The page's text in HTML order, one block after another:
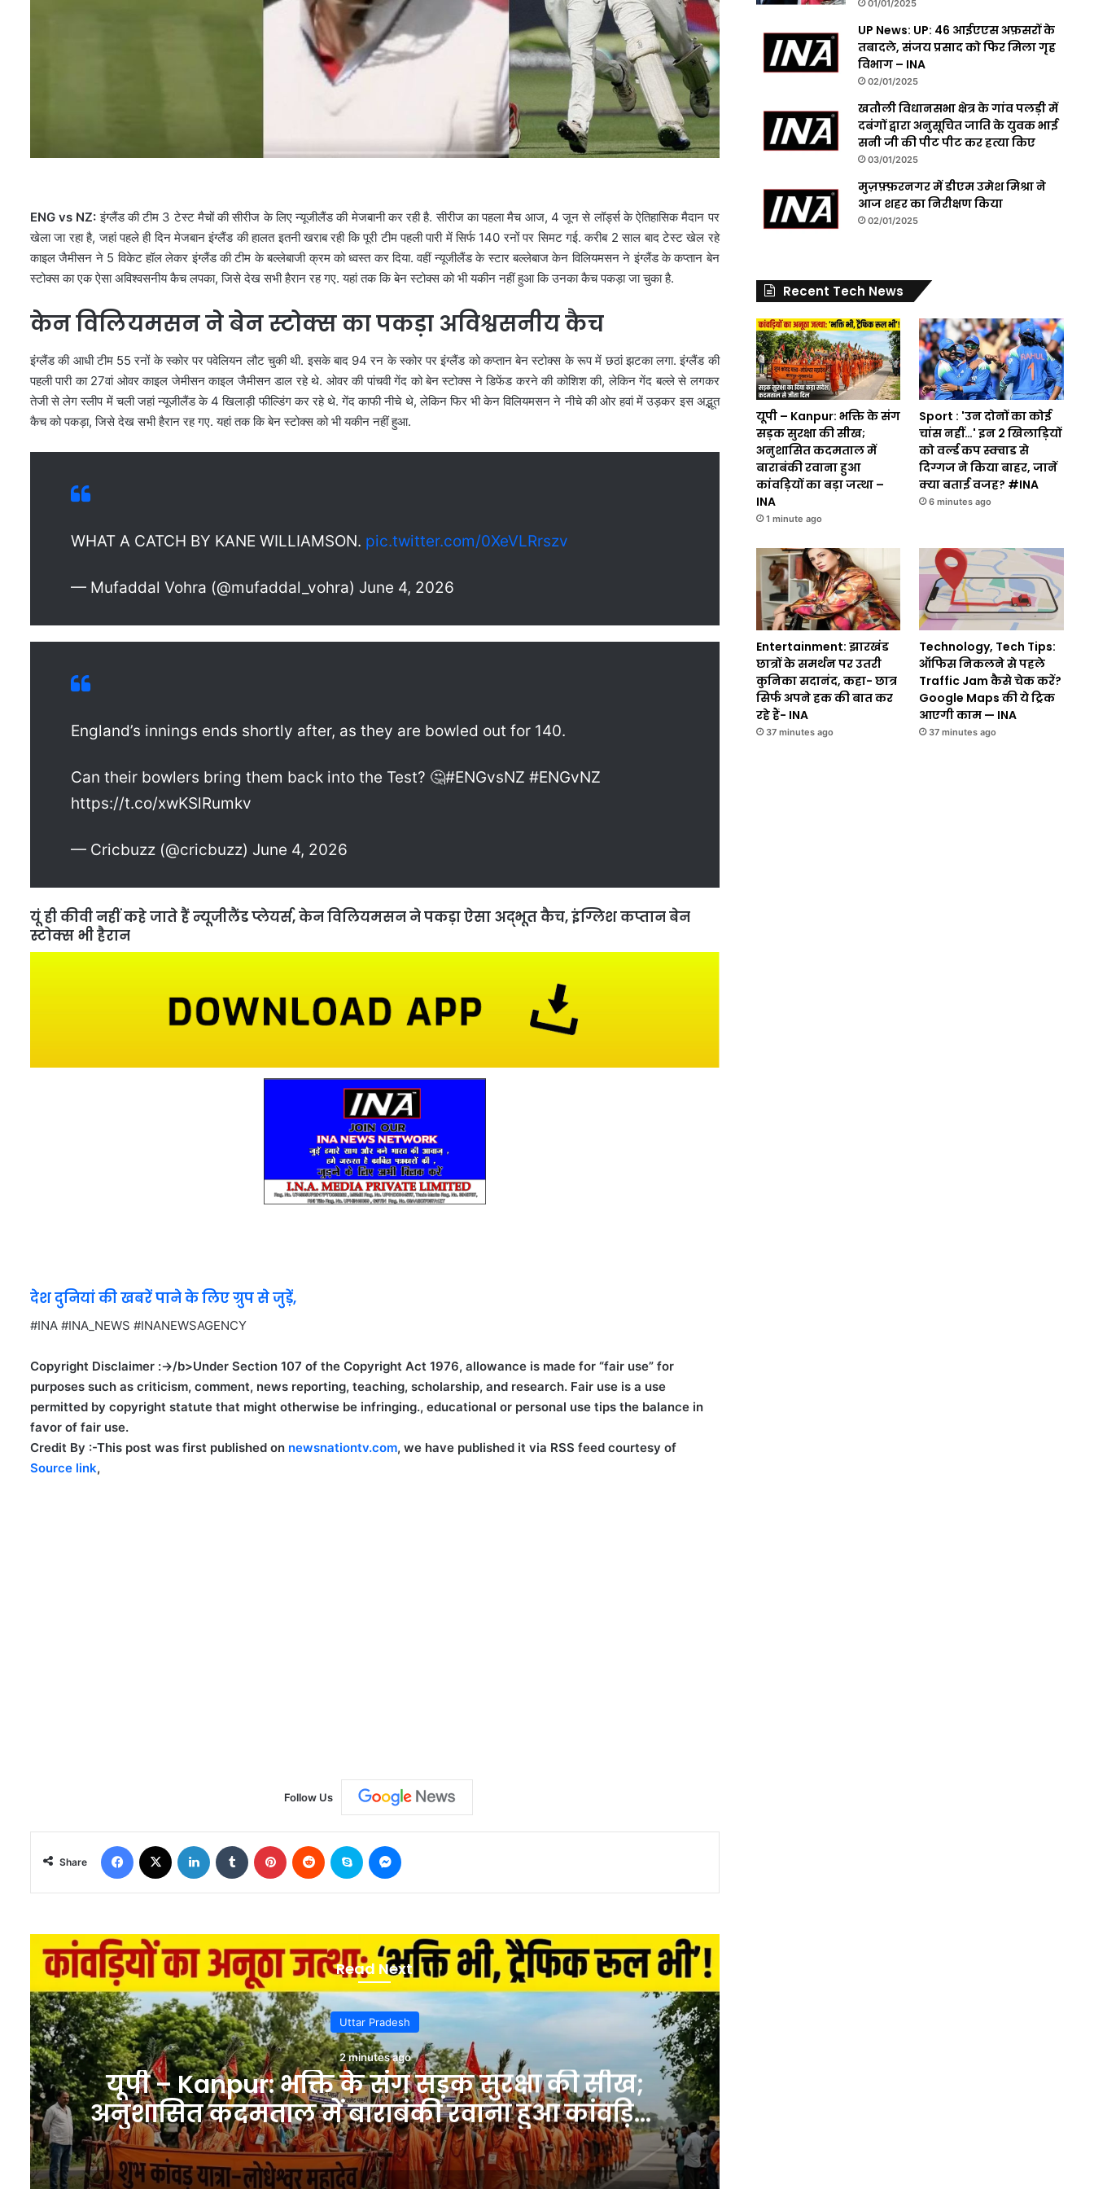
ENG vs NZ: इंग्लैंड की टीम 3 टेस्ट मैचों की सीरीज के लिए न्यूजीलैंड की मेजबानी कर रही है. सीरीज का पहला मैच आज, 4 जून से लॉर्ड्स के ऐतिहासिक मैदान पर
खेला जा रहा है, जहां पहले ही दिन मेजबान इंग्लैंड की हालत इतनी खराब रही कि पूरी टीम पहली पारी में सिर्फ 140 रनों पर सिमट गई. करीब 2 साल बाद टेस्ट खेल रहे
काइल जैमीसन ने 5 विकेट हॉल लेकर इंग्लैंड की टीम के बल्लेबाजी क्रम को ध्वस्त कर दिया. वहीं न्यूजीलैंड के स्टार बल्लेबाज केन विलियमसन ने इंग्लैंड के कप्तान बेन
स्टोक्स का एक ऐसा अविश्वसनीय कैच लपका, जिसे देख सभी हैरान रह गए. यहां तक कि बेन स्टोक्स को भी यकीन नहीं हुआ कि उनका कैच पकड़ा जा चुका है.
केन विलियमसन ने बेन स्टोक्स का पकड़ा अविश्वसनीय कैच
इंग्लैंड की आधी टीम 55 रनों के स्कोर पर पवेलियन लौट चुकी थी. इसके बाद 94 रन के स्कोर पर इंग्लैंड को कप्तान बेन स्टोक्स के रूप में छठां झटका लगा. इंग्लैंड की
पहली पारी का 27वां ओवर काइल जेमीसन काइल जैमीसन डाल रहे थे. ओवर की पांचवी गेंद को बेन स्टोक्स ने डिफेंड करने की कोशिश की, लेकिन गेंद बल्ले से लगकर
तेजी से लेग स्लीप में चली जहां न्यूजीलैंड के 4 खिलाड़ी फील्डिंग कर रहे थे. गेंद काफी नीचे थे, लेकिन फिर भी केन विलियमसन ने नीचे की ओर हवां में उड़कर इस अद्भूत
कैच को पकड़ा, जिसे देख सभी हैरान रह गए. यहां तक कि बेन स्टोक्स को भी यकीन नहीं हुआ.
WHAT A CATCH BY KANE WILLIAMSON. pic.twitter.com/0XeVLRrszv
— Mufaddal Vohra (@mufaddal_vohra) June 4, 2026
England’s innings ends shortly after, as they are bowled out for 140.
Can their bowlers bring them back into the Test? 🤔#ENGvsNZ #ENGvNZ
https://t.co/xwKSlRumkv
— Cricbuzz (@cricbuzz) June 4, 2026
यूं ही कीवी नहीं कहे जाते हैं न्यूजीलैंड प्लेयर्स, केन विलियमसन ने पकड़ा ऐसा अद्भूत कैच, इंग्लिश कप्तान बेन
स्टोक्स भी हैरान
देश दुनियां की खबरें पाने के लिए ग्रुप से जुड़ें,
#INA #INA_NEWS #INANEWSAGENCY
Copyright Disclaimer :->/b>Under Section 107 of the Copyright Act 1976, allowance is made for “fair use” for
purposes such as criticism, comment, news reporting, teaching, scholarship, and research. Fair use is a use
permitted by copyright statute that might otherwise be infringing., educational or personal use tips the balance in
favor of fair use.
Credit By :-This post was first published on newsnationtv.com, we have published it via RSS feed courtesy of
Source link,
Follow Us
Share
Read Next
Uttar Pradesh
2 minutes ago
यूपी – Kanpur: भक्ति के संग सड़क सुरक्षा की सीख;
अनुशासित कदमताल में बाराबंकी रवाना हुआ कांवड़ियों
का बड़ा जत्था – INA
01/01/2025
UP News: UP: 46 आईएएस अफ़सरों के
तबादले, संजय प्रसाद को फिर मिला गृह
विभाग – INA
02/01/2025
खतौली विधानसभा क्षेत्र के गांव पलड़ी में
दबंगों द्वारा अनुसूचित जाति के युवक भाई
सनी जी की पीट पीट कर हत्या किए
03/01/2025
मुज़फ़्फ़रनगर में डीएम उमेश मिश्रा ने
आज शहर का निरीक्षण किया
02/01/2025
Recent Tech News
यूपी – Kanpur: भक्ति के संग
सड़क सुरक्षा की सीख;
अनुशासित कदमताल में
बाराबंकी रवाना हुआ
कांवड़ियों का बड़ा जत्था –
INA
1 minute ago
Sport : 'उन दोनों का कोई
चांस नहीं…' इन 2 खिलाड़ियों
को वर्ल्ड कप स्क्वाड से
दिग्गज ने किया बाहर, जानें
क्या बताई वजह? #INA
6 minutes ago
Entertainment: झारखंड
छात्रों के समर्थन पर उतरी
कुनिका सदानंद, कहा- छात्र
सिर्फ अपने हक की बात कर
रहे हैं- INA
37 minutes ago
Technology, Tech Tips:
ऑफिस निकलने से पहले
Traffic Jam कैसे चेक करें?
Google Maps की ये ट्रिक
आएगी काम — INA
37 minutes ago